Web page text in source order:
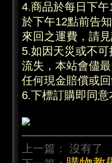
4.商品於每日下
於下午12點前告
來回之運費，請
5.如因天災或不
流失，本站會儘
任何現金賠償或
6.下標訂購即同
上一篇： 沒有了